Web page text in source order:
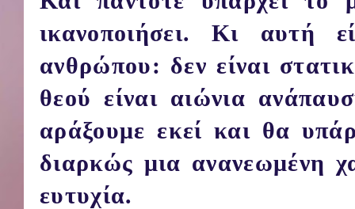
ικανοποιήσει. Κι αυτή
ανθρώπου: δεν είναι
θεού είναι αιώνια
αράξουμε εκεί και θα
διαρκώς μια ανανεωμένη
ευτυχία.